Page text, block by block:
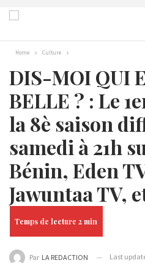
Home Culture
DIS-MOI QUI
BELLE ? : Le
la 8è saison
samedi à 21h
Bénin, Eden
Jawuntaa TV,
Par LA REDACTION Last